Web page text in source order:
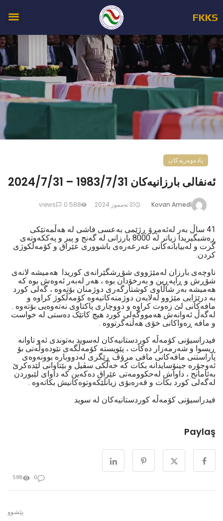
FKKS
یادەوەریەکان
ئەنفالی بارزانیەکان 1983/7/31 – 2024/7/31
Kovan Amedî 31 ته‌مموز 2024 588 views
0
41 ساڵ بەر لەئەمڕۆ ڕژێمی بەعسی فاشی لە هەڵمەتێکی
ڕەشبگیریدا زیاتر لە 8000 بارزانی لە گەنج و پیر و پەککەوتەی
گرت و لەبیابانەکانی عەرعەرەی باشووری عێراق و کۆمەڵکوژی
کردن.
ناوچەی بارزان لەمێژووی شۆڕشگێرانەی کوریدا هەمیشە لانەی
شۆڕش و ڕاپەڕین و بەرخۆدان بوە ، هەر لەبەر ئەوەش بوە کە
هەمیشە بەر شاڵاوی کوشتارگەری دوژمنان بۆتەوە ، گەلی کورد
بە درێژایی مێژوو لەلایەن دوژمنەکانیەوە کۆمەڵکوژ کراوە و
مافەکانی لێ زەوت کراوە و دووچاری پاکتاوی نەتەوەیی بۆتەوە .
لەگەڵ ئەوانەش هەمووگەلی کورد هیچ کاتێک ده‌ستى لە خواست
و مافه‌ ڕه‌واكانى خۆی هه‌ڵنه‌گرتووه .
فیدراسیۆنی کۆمەڵە کوردستانیەکان لەسوید بەتوندی ئەو تاوانە
ڕیسوا و شەرمەزار دەکات ، پێویستە کۆمەڵگەی نێودەوڵەتی بۆ
پاراستنی مافەکانی مافی مرۆڤ ڕێگری لەدووبارە بوونەوەی
ئەوجۆرە جینۆسایدانە بکات کە خەڵکی سڤیل و بێتاوانی لێدەکرێ
بەئامانج ، داواش لەحکوومەتی عێراق دەکەین کە داوای لێبوردن
لەگەلی کورد بکات و قەرەبۆی زیانلێکەوتوەکانیش بکاتەوە .
فیدراسیۆنی کۆمەڵە کوردستانیەکان لە سوید
Paylaş
0
588
پێشوو